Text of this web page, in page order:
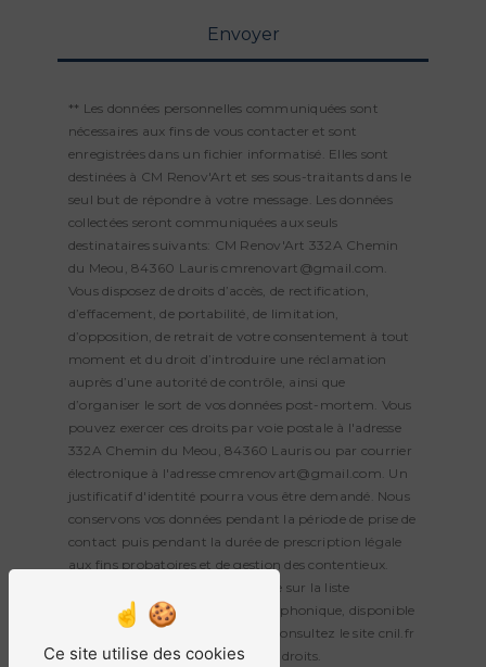
Envoyer
** Les données personnelles communiquées sont
nécessaires aux fins de vous contacter et sont
enregistrées dans un fichier informatisé. Elles sont
destinées à CM Renov'Art et ses sous-traitants dans le
seul but de répondre à votre message. Les données
collectées seront communiquées aux seuls
destinataires suivants: CM Renov'Art 332A Chemin
du Meou, 84360 Lauris cmrenovart@gmail.com.
Vous disposez de droits d’accès, de rectification,
d’effacement, de portabilité, de limitation,
d’opposition, de retrait de votre consentement à tout
moment et du droit d’introduire une réclamation
auprès d’une autorité de contrôle, ainsi que
d’organiser le sort de vos données post-mortem. Vous
pouvez exercer ces droits par voie postale à l'adresse
332A Chemin du Meou, 84360 Lauris ou par courrier
électronique à l'adresse cmrenovart@gmail.com. Un
justificatif d'identité pourra vous être demandé. Nous
conservons vos données pendant la période de prise de
contact puis pendant la durée de prescription légale
aux fins probatoires et de gestion des contentieux.
Vous avez le droit de vous inscrire sur la liste
d'opposition au démarchage téléphonique, disponible
à cette adresse:
. Consultez le site cnil.fr
pour plus d’informations sur vos droits.
Ce site utilise des cookies